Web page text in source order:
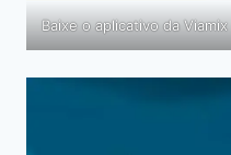
Baixe o aplicativo da